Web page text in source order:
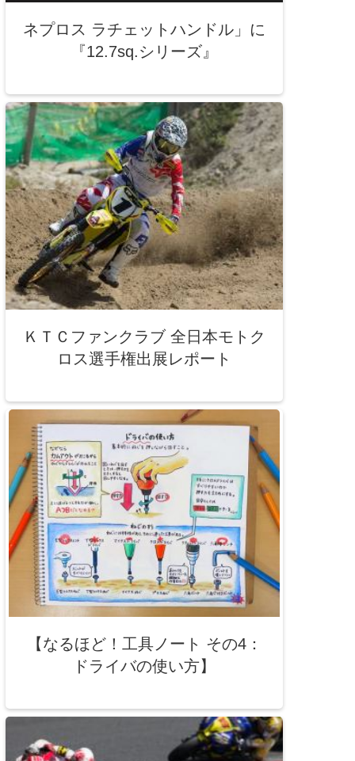
ネプロス ラチェットハンドル」に
『12.7sq.シリーズ』
ＫＴＣファンクラブ 全日本モトク
ロス選手権出展レポート
【なるほど！工具ノート その4：
ドライバの使い方】